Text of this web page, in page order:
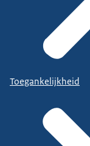
Toegankelijkheid